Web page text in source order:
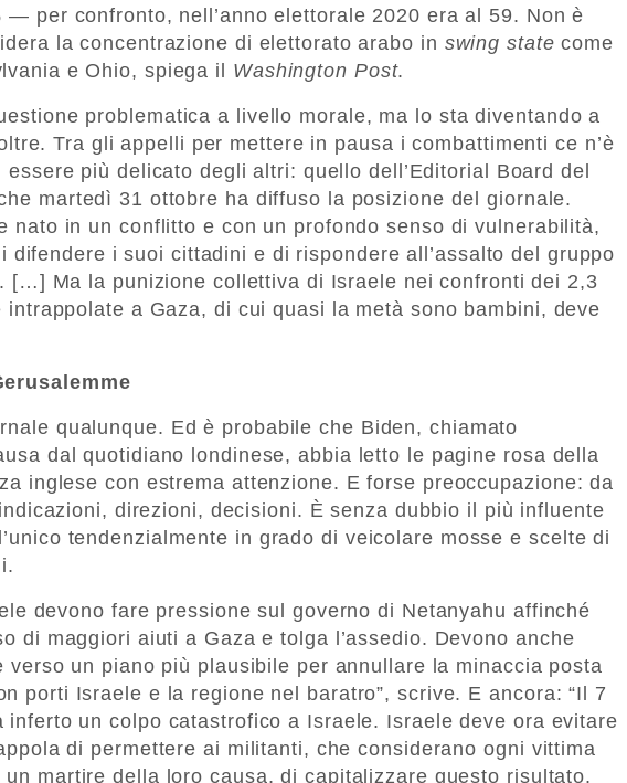
— per confronto, nell’anno elettorale 2020 era al 59. Non è
la concentrazione di elettorato arabo in swing state come
e Ohio, spiega il Washington Post.
problematica a livello morale, ma lo sta diventando a
Tra gli appelli per mettere in pausa i combattimenti ce n’è
essere più delicato degli altri: quello dell’Editorial Board del
martedì 31 ottobre ha diffuso la posizione del giornale.
nato in un conflitto e con un profondo senso di vulnerabilità,
difendere i suoi cittadini e di rispondere all’assalto del gruppo
[…] Ma la punizione collettiva di Israele nei confronti dei 2,3
intrappolate a Gaza, di cui quasi la metà sono bambini, deve
qualunque. Ed è probabile che Biden, chiamato
dal quotidiano londinese, abbia letto le pagine rosa della
inglese con estrema attenzione. E forse preoccupazione: da
direzioni, decisioni. È senza dubbio il più influente
tendenzialmente in grado di veicolare mosse e scelte di
devono fare pressione sul governo di Netanyahu affinché
di maggiori aiuti a Gaza e tolga l’assedio. Devono anche
verso un piano più plausibile per annullare la minaccia posta
porti Israele e la regione nel baratro”, scrive. E ancora: “Il 7
inferto un colpo catastrofico a Israele. Israele deve ora evitare
di permettere ai militanti, che considerano ogni vittima
un martire della loro causa, di capitalizzare questo risultato.